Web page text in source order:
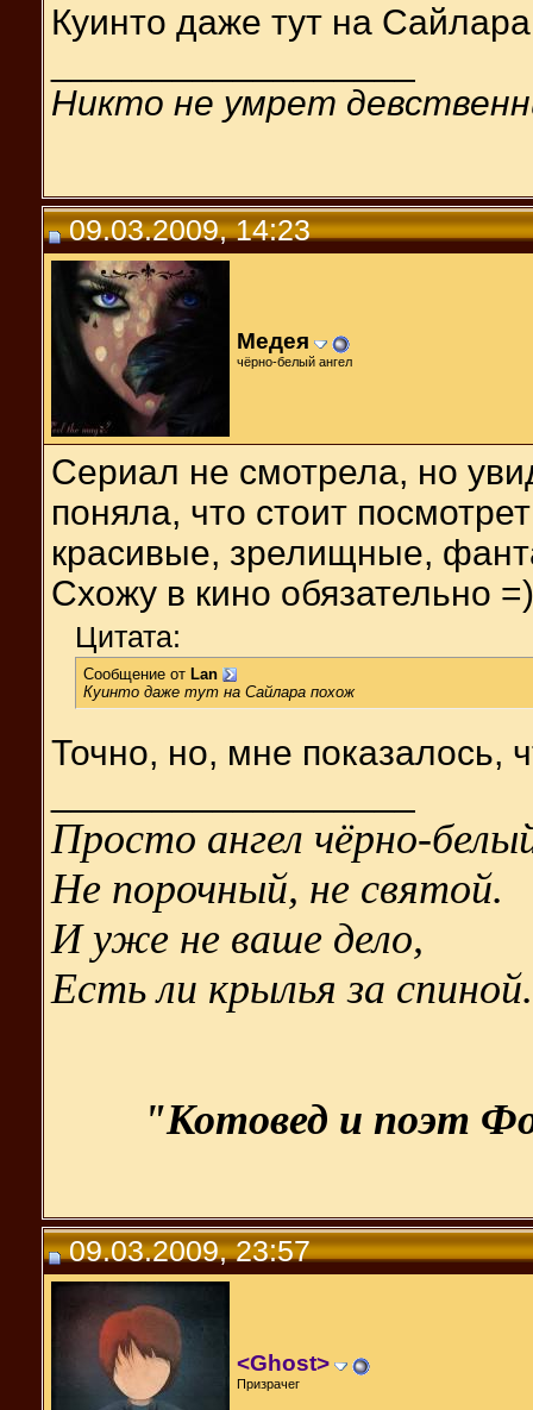
Куинто даже тут на
Никто не умрет
09.03.2009, 14:23
Медея
чёрно-белый ангел
Сериал не смотрела, но
поняла, что стоит
красивые, зрелищные,
Схожу в кино обязательно =)
Цитата:
Сообщение от Lan
Куинто даже тут на Сайлара похож
Точно, но, мне показалось,
Просто ангел чёрно-
Не порочный, не святой.
И уже не ваше дело,
Есть ли крылья за спиной.
"Котовед и поэт
09.03.2009, 23:57
<Ghost>
Призрачег